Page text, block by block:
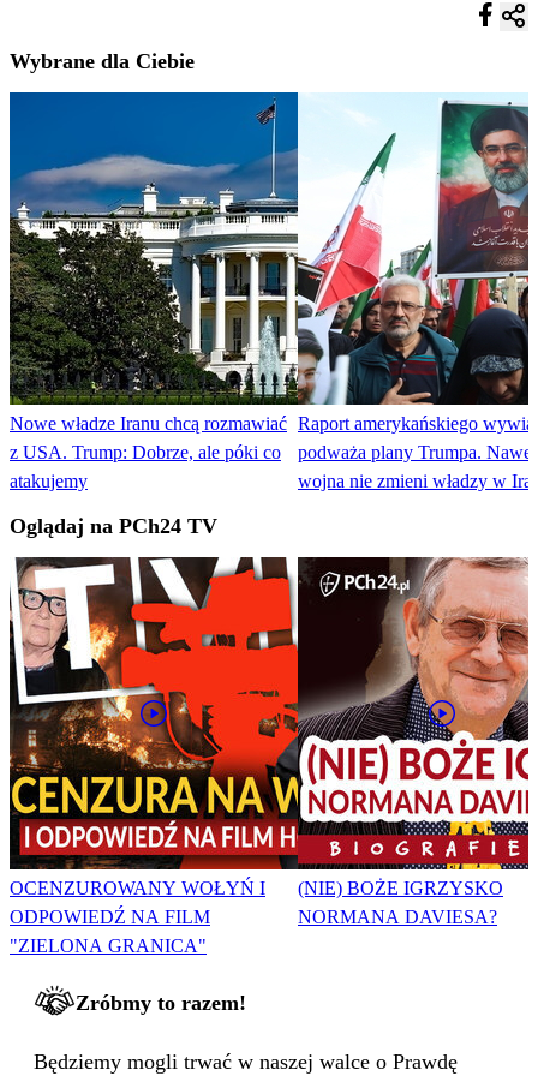
Wybrane dla Ciebie
Nowe władze Iranu chcą rozmawiać
z USA. Trump: Dobrze, ale póki co
atakujemy
Raport amerykańskiego
podważa plany Trumpa.
wojna nie zmieni władzy w
Oglądaj na PCh24 TV
OCENZUROWANY WOŁYŃ I
ODPOWIEDŹ NA FILM
"ZIELONA GRANICA"
(NIE) BOŻE IGRZYSKO
NORMANA DAVIESA?
Zróbmy to razem!
Będziemy mogli trwać w naszej walce o Prawdę